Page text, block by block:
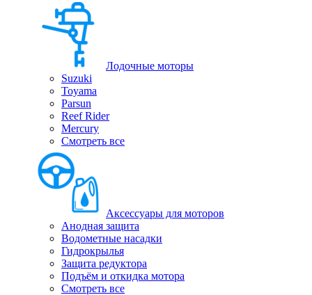
Лодочные моторы
Suzuki
Toyama
Parsun
Reef Rider
Mercury
Смотреть все
Аксессуары для моторов
Анодная защита
Водометные насадки
Гидрокрылья
Защита редуктора
Подъём и откидка мотора
Смотреть все